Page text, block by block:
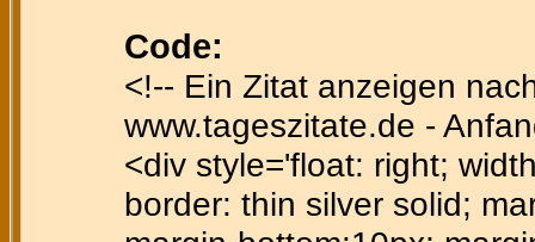
Code:
<!-- Ein Zitat anzeigen
www.tageszitate.de -
<div style='float: right;
border: thin silver solid;